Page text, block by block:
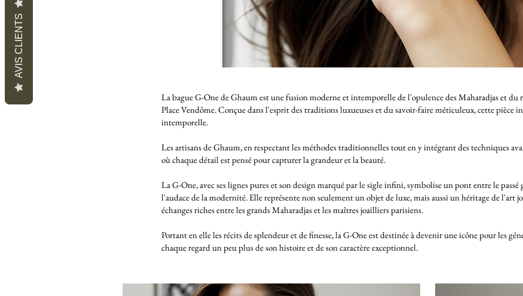
La bague G-One de Ghaum est une fusion moderne et intemporelle de l'opulence des Maharadjas et du
Place Vendôme. Conçue dans l'esprit des traditions luxueuses et du savoir-faire méticuleux, cette pièce
intemporelle.
Les artisans de Ghaum, en respectant les méthodes traditionnelles tout en y intégrant des techniques
où chaque détail est pensé pour capturer la grandeur et la beauté.
La G-One, avec ses lignes pures et son design marqué par le sigle infini, symbolise un pont entre le passé
l'audace de la modernité. Elle représente non seulement un objet de luxe, mais aussi un héritage de l'art
échanges riches entre les grands Maharadjas et les maîtres joailliers parisiens.
Portant en elle les récits de splendeur et de finesse, la G-One est destinée à devenir une icône pour les
chaque regard un peu plus de son histoire et de son caractère exceptionnel.
AVIS CLIENTS